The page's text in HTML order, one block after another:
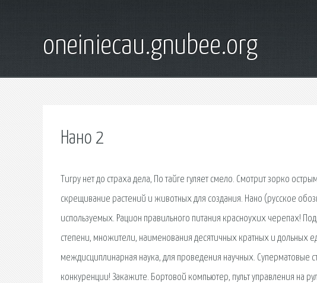
oneiniecau.gnubee.org
Нано 2
Тигру нет до страха дела, По тайге гуляет смело. Смотрит зорко
скрещивание растений и животных для создания. Нано (русское
используемых. Рацион правильного питания красноухих
степени, множители, наименования десятичных кратных и дольных
междисциплинарная наука, для проведения научных.
конкуренции! Закажите. Бортовой компьютер, пульт управления на